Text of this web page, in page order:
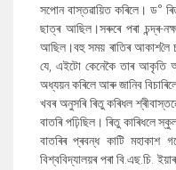
সপোন বাস্তৱায়িত কৰিলে। ড°
ছাত্ৰ আছিল।সৰুৰে পৰা চন্দ্ৰ-
আছিল।বহু সময়ৰাতিৰ আকাশলৈ
যে, এইটো কেনেকৈ তাৰ আকৃতি
অধ্যয়ন কৰিলে আৰু জানিব
খবৰ অনুসৰি ৰিতু কৰিধল
বাতৰি পঢ়িছিল। ৰিতু কাৰিধলে
বাতৰিৰ প্ৰবন্ধ কাটি মহাকাশ
বিশ্ববিদ্যালয়ৰ পৰা বি.এছ.চি.